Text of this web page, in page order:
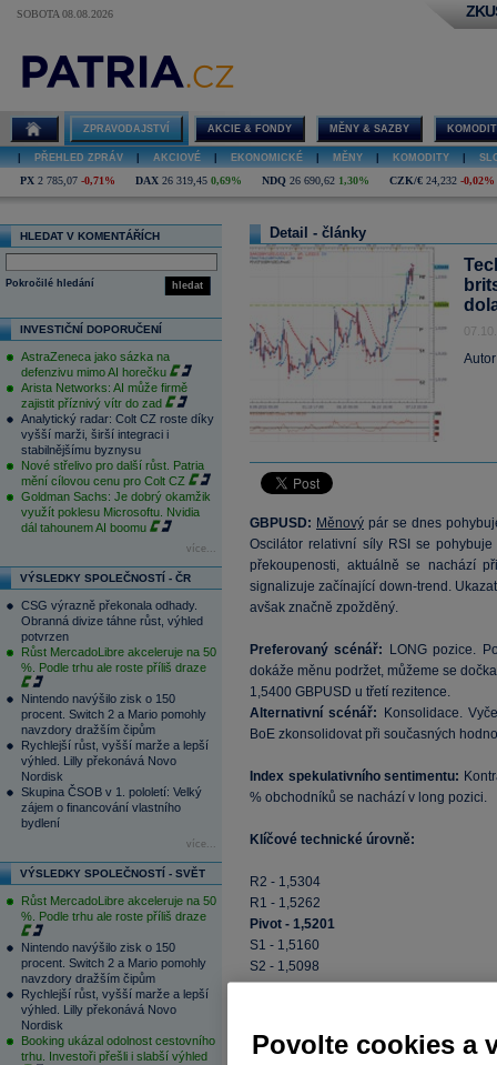
SOBOTA 08.08.2026
ZPRAVODAJSTVÍ AKCIE & FONDY MĚNY & SAZBY
PŘEHLED ZPRÁV AKCIOVÉ EKONOMICKÉ MĚNY KOMODITY
PX 2 785,07 -0,71% DAX 26 319,45 0,69% NDQ 26 690,62 1,30% CZK/€ 24,232 -0,02%
HLEDAT V KOMENTÁŘÍCH
hledat
Pokročilé hledání
INVESTIČNÍ DOPORUČENÍ
AstraZeneca jako sázka na
defenzivu mimo AI horečku
Arista Networks: AI může firmě
zajistit příznivý vítr do zad
Analytický radar: Colt CZ roste díky
vyšší marži, širší integraci i
stabilnějšímu byznysu
Nové střelivo pro další růst. Patria
mění cílovou cenu pro Colt CZ
Goldman Sachs: Je dobrý okamžik
využít poklesu Microsoftu. Nvidia
dál tahounem AI boomu
více...
VÝSLEDKY SPOLEČNOSTÍ - ČR
CSG výrazně překonala odhady.
Obranná divize táhne růst, výhled
potvrzen
Růst MercadoLibre akceleruje na 50
%. Podle trhu ale roste příliš draze
Nintendo navýšilo zisk o 150
procent. Switch 2 a Mario pomohly
navzdory dražším čipům
Rychlejší růst, vyšší marže a lepší
výhled. Lilly překonává Novo
Nordisk
Skupina ČSOB v 1. pololetí: Velký
zájem o financování vlastního
bydlení
více...
VÝSLEDKY SPOLEČNOSTÍ - SVĚT
Růst MercadoLibre akceleruje na 50
%. Podle trhu ale roste příliš draze
Nintendo navýšilo zisk o 150
procent. Switch 2 a Mario pomohly
navzdory dražším čipům
Rychlejší růst, vyšší marže a lepší
výhled. Lilly překonává Novo
Nordisk
Booking ukázal odolnost cestovního
trhu. Investoři přešli i slabší výhled
Detail - články
GBPUSD: Měnový pár se dnes
Oscilátor relativní síly RSI se
překoupenosti, aktuálně se nachází
signalizuje začínající down-trend.
avšak značně zpožděný.
Preferovaný scénář:
LONG pozice.
dokáže měnu podržet, můžeme se
1,5400 GBPUSD u třetí rezitence.
Alternativní scénář:
Konsolidace.
BoE zkonsolidovat při současných
Index spekulativního sentimentu:
% obchodníků se nachází v long pozici.
Klíčové technické úrovně:
R2 - 1,5304
R1 - 1,5262
Pivot - 1,5201
S1 - 1,5160
S2 - 1,5098
Povolte cookies a